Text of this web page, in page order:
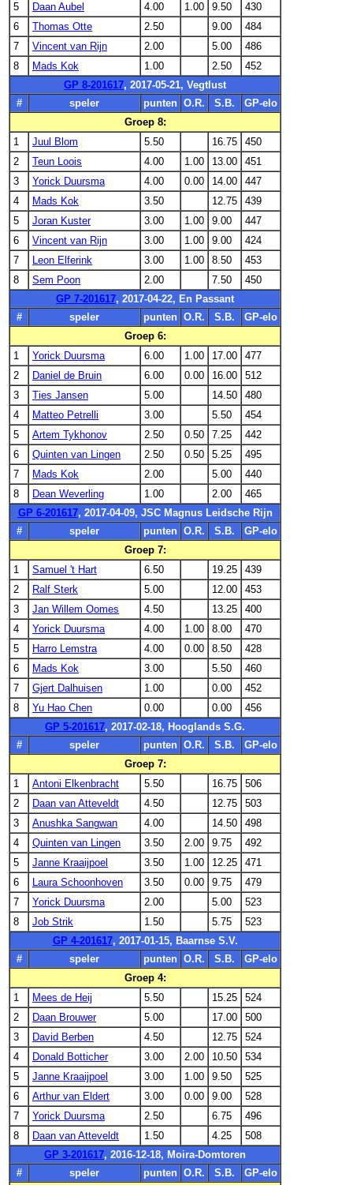
5
Daan Aubel 4.00 1.00 9.50
430
6
Thomas Otte 2.50 9.00
484
7
Vincent van Rijn 2.00 5.00
486
8
Mads Kok 1.00 2.50
452
GP 8-201617, 2017-05-21, Vegtlust
#
speler punten O.R. S.B.
GP-elo
Groep 8:
1
Juul Blom 5.50 16.75
450
2
Teun Loois 4.00 1.00 13.00
451
3
Yorick Duursma 4.00 0.00 14.00
447
4
Mads Kok 3.50 12.75
439
5
Joran Kuster 3.00 1.00 9.00
447
6
Vincent van Rijn 3.00 1.00 9.00
424
7
Leon Elferink 3.00 1.00 8.50
453
8
Sem Poon 2.00 7.50
450
GP 7-201617, 2017-04-22, En Passant
#
speler punten O.R. S.B.
GP-elo
Groep 6:
1
Yorick Duursma 6.00 1.00 17.00
477
2
Daniel de Bruin 6.00 0.00 16.00
512
3
Ties Jansen 5.00 14.50
480
4
Matteo Petrelli 3.00 5.50
454
5
Artem Tykhonov 2.50 0.50 7.25
442
6
Quinten van Lingen 2.50 0.50 5.25
495
7
Mads Kok 2.00 5.00
440
8
Dean Weverling 1.00 2.00
465
GP 6-201617, 2017-04-09, JSC Magnus Leidsche Rijn
#
speler punten O.R. S.B.
GP-elo
Groep 7:
1
Samuel 't Hart 6.50 19.25
439
2
Ralf Sterk 5.00 12.00
453
3
Jan Willem Oomes 4.50 13.25
400
4
Yorick Duursma 4.00 1.00 8.00
470
5
Harro Lemstra 4.00 0.00 8.50
428
6
Mads Kok 3.00 5.50
460
7
Gjert Dalhuisen 1.00 0.00
452
8
Yu Hao Chen 0.00 0.00
456
GP 5-201617, 2017-02-18, Hooglands S.G.
#
speler punten O.R. S.B.
GP-elo
Groep 7:
1
Antoni Elkenbracht 5.50 16.75
506
2
Daan van Atteveldt 4.50 12.75
503
3
Anushka Sangwan 4.00 14.50
498
4
Quinten van Lingen 3.50 2.00 9.75
492
5
Janne Kraaijpoel 3.50 1.00 12.25
471
6
Laura Schoonhoven 3.50 0.00 9.75
479
7
Yorick Duursma 2.00 5.00
523
8
Job Strik 1.50 5.75
523
GP 4-201617, 2017-01-15, Baarnse S.V.
#
speler punten O.R. S.B.
GP-elo
Groep 4:
1
Mees de Heij 5.50 15.25
524
2
Daan Brouwer 5.00 17.00
500
3
David Berben 4.50 12.75
524
4
Donald Botticher 3.00 2.00 10.50
534
5
Janne Kraaijpoel 3.00 1.00 9.50
525
6
Arthur van Eldert 3.00 0.00 9.00
528
7
Yorick Duursma 2.50 6.75
496
8
Daan van Atteveldt 1.50 4.25
508
GP 3-201617, 2016-12-18, Moira-Domtoren
#
speler punten O.R. S.B.
GP-elo